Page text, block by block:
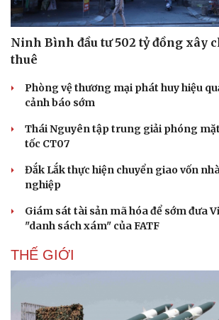
Lịch thi đấu bóng đá
Thế giới thể thao
eSports
Hậu trường
Xe máy
Tư vấn
Ninh Bình đầu tư 502 tỷ đồng xây
thuê
Phòng vệ thương mại phát huy hiệu
cảnh báo sớm
Thái Nguyên tập trung giải phóng
tốc CT07
Đắk Lắk thực hiện chuyển giao vốn
nghiệp
Giám sát tài sản mã hóa để sớm đưa
"danh sách xám" của FATF
THẾ GIỚI